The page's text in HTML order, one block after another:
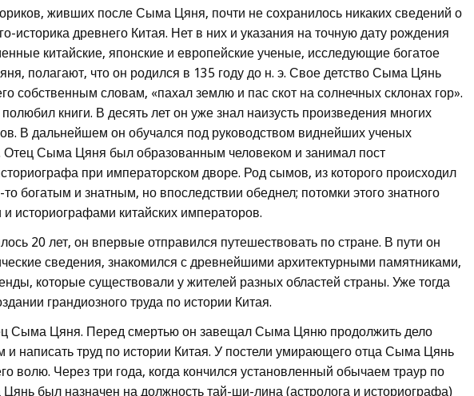
живших после Сыма Цяня, почти не сохранилось никаких сведений о
историка древнего Китая. Нет в них и указания на точную дату рождения
китайские, японские и европейские ученые, исследующие богатое
полагают, что он родился в 135 году до н. э. Свое детство Сыма Цянь
собственным словам, «пахал землю и пас скот на солнечных склонах гор».
книги. В десять лет он уже знал наизусть произведения многих
В дальнейшем он обучался под руководством виднейших ученых
Отец Сыма Цяня был образованным человеком и занимал пост
при императорском дворе. Род сымов, из которого происходил
богатым и знатным, но впоследствии обеднел; потомки этого знатного
историографами китайских императоров.
20 лет, он впервые отправился путешествовать по стране. В пути он
сведения, знакомился с древнейшими архитектурными памятниками,
которые существовали у жителей разных областей страны. Уже тогда
грандиозного труда по истории Китая.
Сыма Цяня. Перед смертью он завещал Сыма Цяню продолжить дело
и написать труд по истории Китая. У постели умирающего отца Сыма Цянь
волю. Через три года, когда кончился установленный обычаем траур по
был назначен на должность тай-ши-лина (астролога и историографа)